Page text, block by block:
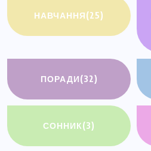
НАВЧАННЯ(25)
ПОРАДИ(32)
СОННИК(3)